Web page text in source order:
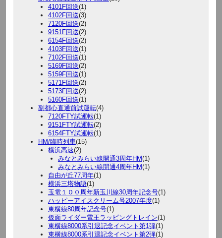
4101F回送(1)
4102F回送(3)
7120F回送(2)
9151F回送(2)
6154F回送(2)
4103F回送(1)
7102F回送(1)
5169F回送(2)
5159F回送(1)
5171F回送(2)
5173F回送(2)
5160F回送(1)
副都心直通前試運転(4)
7120FTY試運転(1)
9151FTY試運転(2)
6154FTY試運転(1)
HM/臨時列車(15)
横浜高速(2)
みなとみらい線開通3周年HM(1)
みなとみらい線開通4周年HM(1)
自由が丘77周年(1)
横浜三塔物語(1)
玉電１００周年新玉川線30周年記念号(1)
ハッピーアイスクリーム号2007年度(1)
東横線80周年記念号(1)
仮面ライダー電王ラッピングトレイン(1)
東横線8000系引退記念イベント第1弾(1)
東横線8000系引退記念イベント第2弾(1)